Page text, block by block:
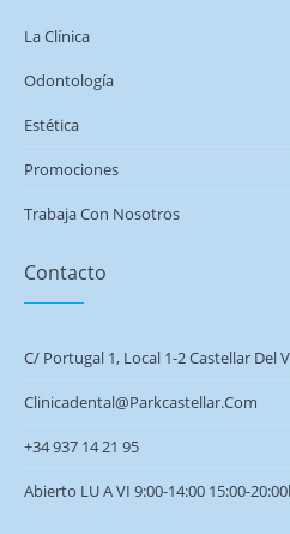
La Clínica
Odontología
Estética
Promociones
Trabaja Con Nosotros
Contacto
C/ Portugal 1, Local 1-2 Castellar Del
Clinicadental@parkcastellar.com
+34 937 14 21 95
Abierto LU A VI 9:00-14:00 15:00-